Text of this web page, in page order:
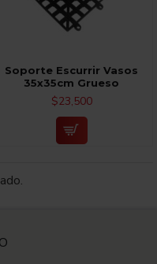
Soporte Escurrir Vasos
35x35cm Grueso
$23,500